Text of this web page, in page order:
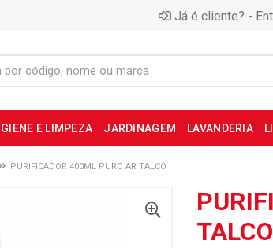
Já é cliente? -
E LIMPEZA JARDINAGEM LAVANDERIA
PURIFICADOR 400ML PURO AR TALCO
TALCO